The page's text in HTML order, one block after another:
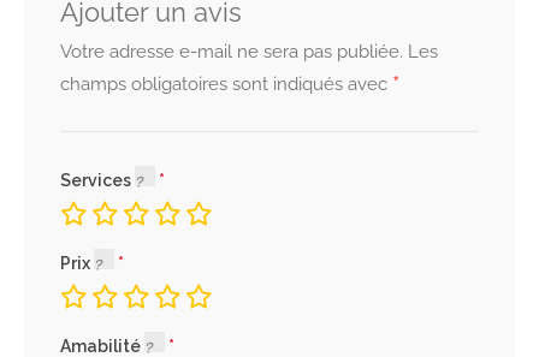
Ajouter un avis
Votre adresse e-mail ne sera pas publiée. Les
champs obligatoires sont indiqués avec *
Services
Prix
Amabilité